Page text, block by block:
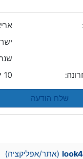
10 ימים
שלח הודעה
(אתר/אפליקציה)